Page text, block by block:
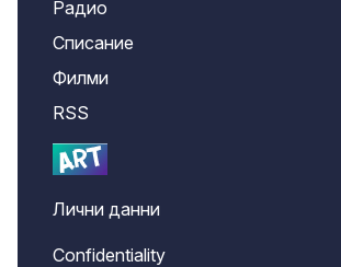
Радио
Списание
Филми
RSS
Лични данни
Confidentiality